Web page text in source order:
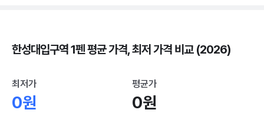
한성대입구역 1펜 평균 가격, 최저 가격 비교 (2026)
최저가
0원
평균가
0원